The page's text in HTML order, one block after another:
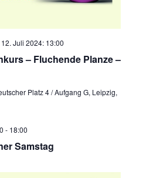
– Fluchende Planze –
12. Juli 2024: 13:00
Platz 4 / Aufgang G, Leipzig,
Samstag
- 18:00